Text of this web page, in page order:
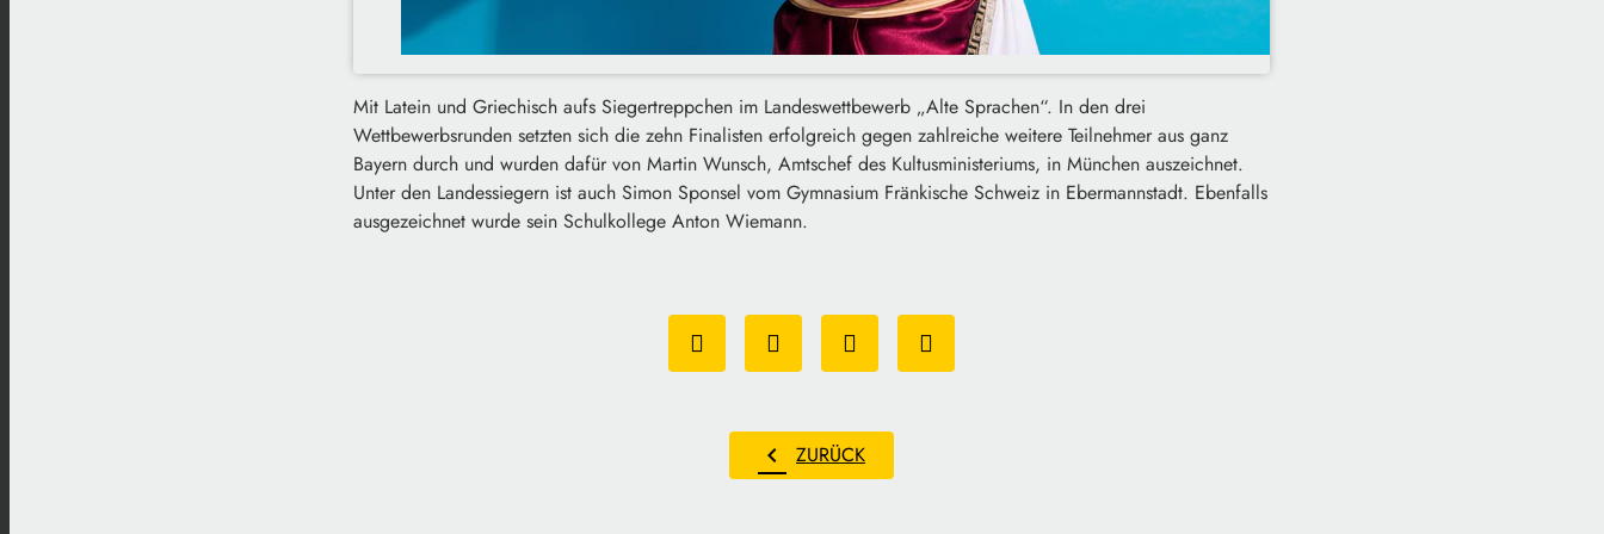
Mit Latein und Griechisch aufs Siegertreppchen im Landeswettbewerb „Alte Sprachen“. In den drei
Wettbewerbsrunden setzten sich die zehn Finalisten erfolgreich gegen zahlreiche weitere Teilnehmer aus ganz
Bayern durch und wurden dafür von Martin Wunsch, Amtschef des Kultusministeriums, in München auszeichnet.
Unter den Landessiegern ist auch Simon Sponsel vom Gymnasium Fränkische Schweiz in Ebermannstadt. Ebenfalls
ausgezeichnet wurde sein Schulkollege Anton Wiemann.
chevron_left ZURÜCK